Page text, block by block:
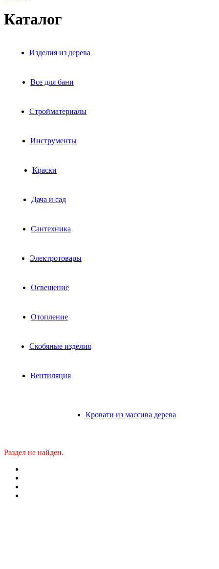
Каталог
Изделия из дерева
Все для бани
Стройматериалы
Инструменты
Краски
Дача и сад
Сантехника
Электротовары
Освещение
Отопление
Скобяные изделия
Вентиляция
Кровати из массива дерева
Раздел не найден.